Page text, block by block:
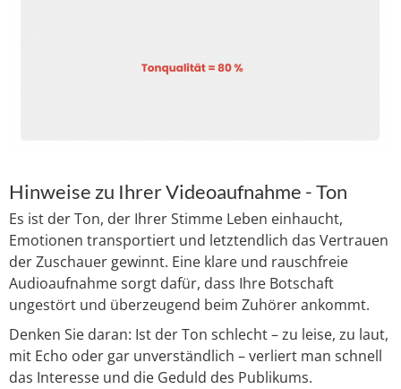
Hinweise zu Ihrer Videoaufnahme - Ton
Es ist der Ton, der Ihrer Stimme Leben einhaucht,
Emotionen transportiert und letztendlich das Vertrauen
der Zuschauer gewinnt. Eine klare und rauschfreie
Audioaufnahme sorgt dafür, dass Ihre Botschaft
ungestört und überzeugend beim Zuhörer ankommt.
Denken Sie daran: Ist der Ton schlecht – zu leise, zu laut,
mit Echo oder gar unverständlich – verliert man schnell
das Interesse und die Geduld des Publikums.